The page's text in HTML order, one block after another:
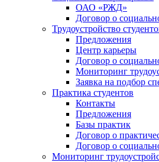
ОАО «РЖД»
Договор о
Трудоустройство
Предложения
Центр карьеры
Договор о
Мониторинг
Заявка на подбор
Практика студентов
Контакты
Предложения
Базы практик
Договор о
Договор о
Мониторинг